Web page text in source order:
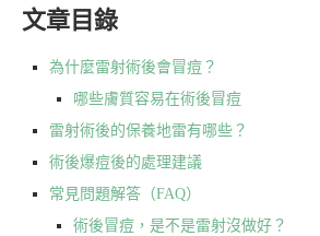
文章目錄
為什麼雷射術後會冒痘？
哪些膚質容易在術後冒痘
雷射術後的保養地雷有哪些？
術後爆痘後的處理建議
常見問題解答（FAQ）
術後冒痘，是不是雷射沒做好？